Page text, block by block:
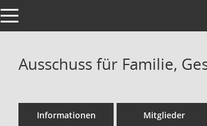
Toggle navigation
Ausschuss für Familie,
Informationen Mitglieder